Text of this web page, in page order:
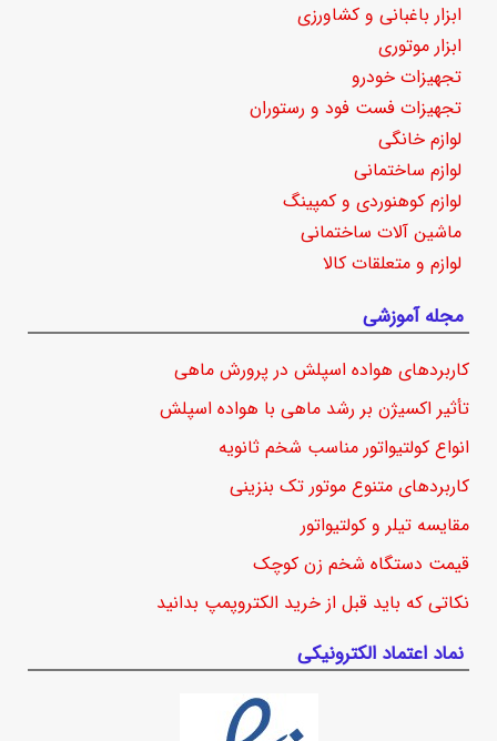
ابزار باغبانی و کشاورزی
ابزار موتوری
تجهیزات خودرو
تجهیزات فست فود و رستوران
لوازم خانگی
لوازم ساختمانی
لوازم کوهنوردی و کمپینگ
ماشین آلات ساختمانی
لوازم و متعلقات کالا
مجله آموزشی
کاربردهای هواده اسپلش در پرورش ماهی
تأثیر اکسیژن بر رشد ماهی با هواده اسپلش
انواع کولتیواتور مناسب شخم ثانویه
کاربردهای متنوع موتور تک بنزینی
مقایسه تیلر و کولتیواتور
قیمت دستگاه شخم زن کوچک
نکاتی که باید قبل از خرید الکتروپمپ بدانید
نماد اعتماد الکترونیکی